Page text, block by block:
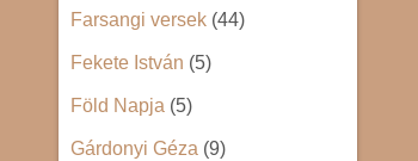
Farsangi versek (44)
Fekete István (5)
Föld Napja (5)
Gárdonyi Géza (9)